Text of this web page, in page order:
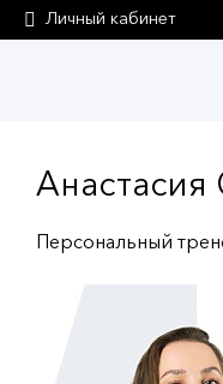
Личный кабинет
Персональный